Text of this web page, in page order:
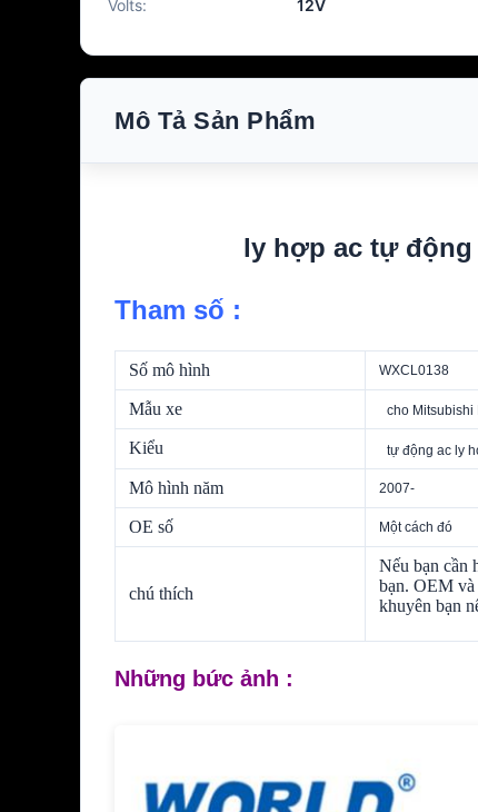
Volts: 12V
Mô Tả Sản Phẩm
ly hợp ac tự động
Tham số :
Số mô hình WXCL0138
Mẫu xe cho Mitsubishi
Kiểu tự động ac ly
Mô hình năm 2007-
OE số Một cách đó
chú thích
Nếu bạn cần
bạn. OEM và
khuyên bạn
Những bức ảnh :